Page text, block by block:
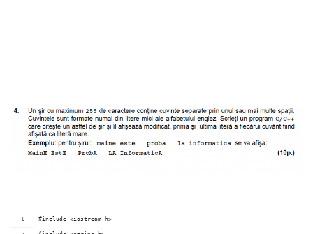
#include <iostream.h>